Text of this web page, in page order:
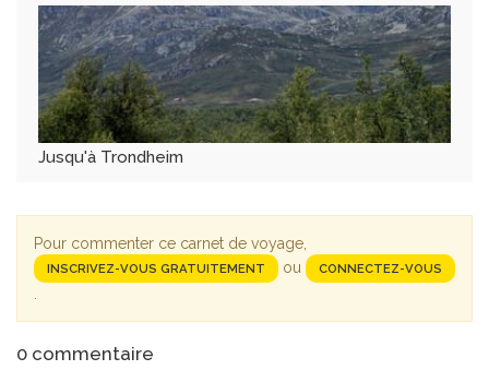
Jusqu'à Trondheim
Pour commenter ce carnet de voyage,
INSCRIVEZ-VOUS GRATUITEMENT ou CONNECTEZ-VOUS
0 commentaire